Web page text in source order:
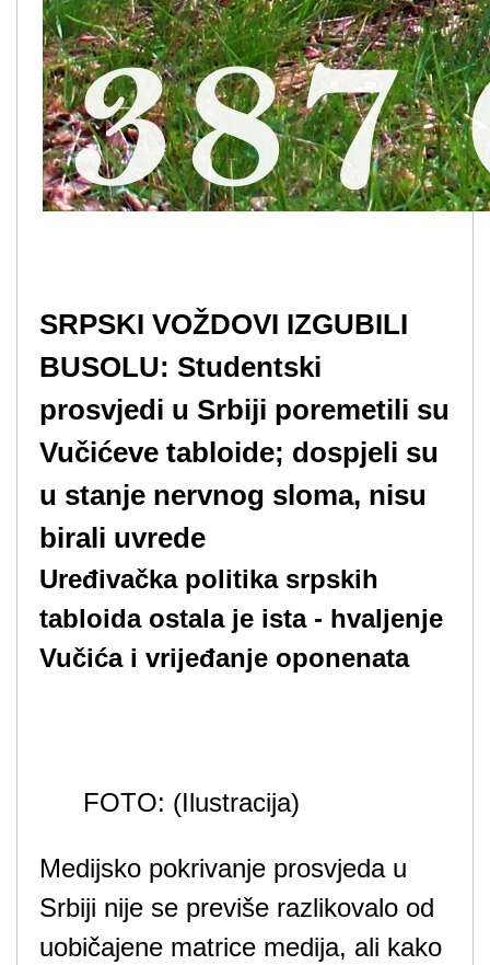
SRPSKI VOŽDOVI IZGUBILI
BUSOLU: Studentski
prosvjedi u Srbiji poremetili su
Vučićeve tabloide; dospjeli su
u stanje nervnog sloma, nisu
birali uvrede
Uređivačka politika srpskih
tabloida ostala je ista - hvaljenje
Vučića i vrijeđanje oponenata
FOTO: (Ilustracija)
Medijsko pokrivanje prosvjeda u
Srbiji nije se previše razlikovalo od
uobičajene matrice medija, ali kako